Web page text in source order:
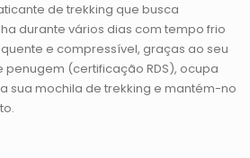
de trekking que busca
durante vários dias com tempo frio
e compressível, graças ao seu
(certificação RDS), ocupa
sua mochila de trekking e mantém-no